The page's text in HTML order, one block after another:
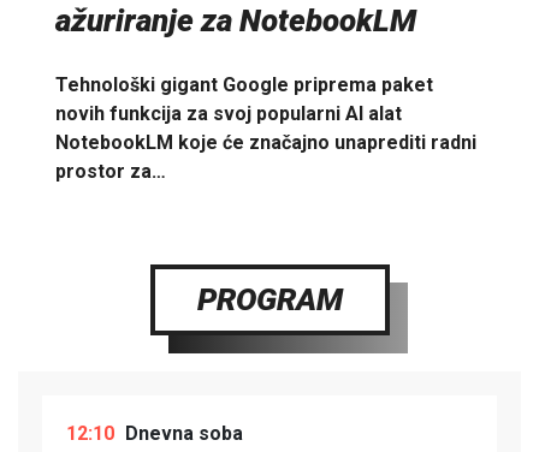
ažuriranje za NotebookLM
Tehnološki gigant Google priprema paket
novih funkcija za svoj popularni AI alat
NotebookLM koje će značajno unaprediti radni
prostor za…
PROGRAM
12:10 Dnevna soba